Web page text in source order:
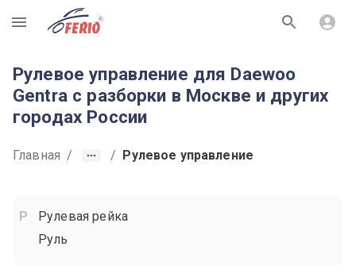
R
Рулевое управление для Daewoo
Gentra с разборки в Москве и других
городах России
Главная / / Рулевое управление
Рулевая рейка
Руль